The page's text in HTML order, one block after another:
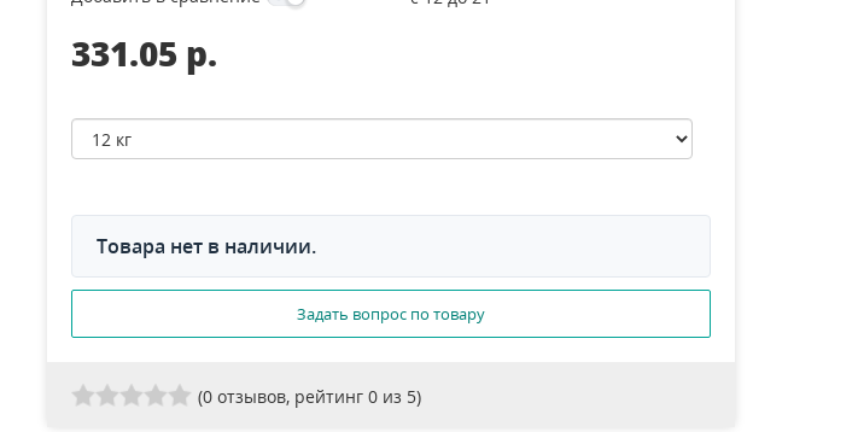
331.05 p.
Товара нет в наличии.
Задать вопрос по товару
(0 отзывов, рейтинг 0 из 5)